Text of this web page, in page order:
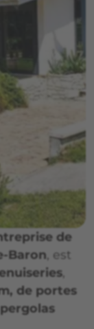
de
Baron , est
de portes